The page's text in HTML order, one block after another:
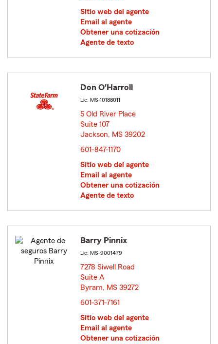
Sitio web del agente
Email al agente
Obtener una cotización
Agente de texto
Don O'Harroll
Lic: MS-10188011
5 Old River Place
Suite 107
Jackson, MS 39202
601-847-1170
Sitio web del agente
Email al agente
Obtener una cotización
Agente de texto
Barry Pinnix
Lic: MS-9001479
7278 Siwell Road
Suite A
Byram, MS 39272
601-371-7161
Sitio web del agente
Email al agente
Obtener una cotización